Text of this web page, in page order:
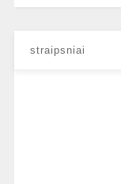
straipsniai